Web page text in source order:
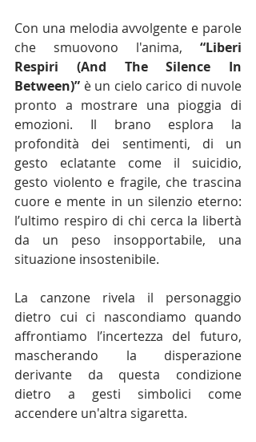
Con una melodia avvolgente e parole
che smuovono l'anima, “Liberi
Respiri (And The Silence In
Between)” è un cielo carico di nuvole
pronto a mostrare una pioggia di
emozioni. Il brano esplora la
profondità dei sentimenti, di un
gesto eclatante come il suicidio,
gesto violento e fragile, che trascina
cuore e mente in un silenzio eterno:
l’ultimo respiro di chi cerca la libertà
da un peso insopportabile, una
situazione insostenibile.
La canzone rivela il personaggio
dietro cui ci nascondiamo quando
affrontiamo l’incertezza del futuro,
mascherando la disperazione
derivante da questa condizione
dietro a gesti simbolici come
accendere un'altra sigaretta.